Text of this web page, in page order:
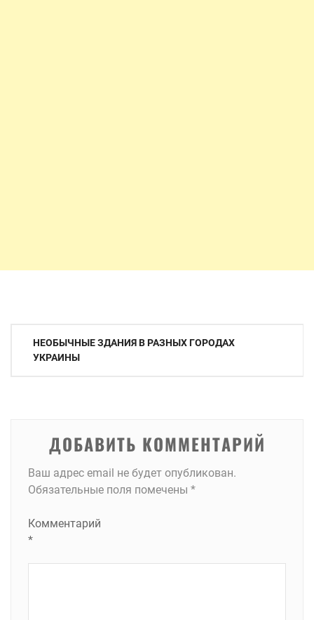
Навигация
НЕОБЫЧНЫЕ ЗДАНИЯ В РАЗНЫХ ГОРОДАХ
УКРАИНЫ
ДОБАВИТЬ КОММЕНТАРИЙ
Ваш адрес email не будет опубликован.
Обязательные поля помечены *
Комментарий
*